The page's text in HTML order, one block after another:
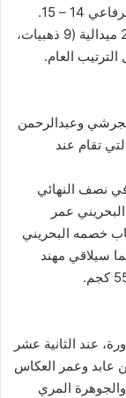
– 15.
وبهذه الميداليات، ارتفع الرصيد السعودي إلى 21 ميدالية (9 ذهبيات،
وعبدالرحمن
تقام عند
60 كجم بفوزه في نصف النهائي
بنتيجة 5 – 0 ليلاقي البحريني عمر
80 كجم بعد انسحاب خصمه البحريني
سيلاقي مهند
عند الثانية عشر
عابد وعمر العكاس
المري